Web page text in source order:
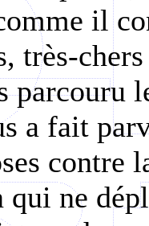
il
très-
parcouru
a fait
contre
qui ne